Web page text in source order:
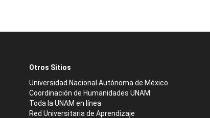
Otros Sitios
Universidad Nacional Autónoma de México
Coordinación de Humanidades UNAM
Toda la UNAM en línea
Red Universitaria de Aprendizaje